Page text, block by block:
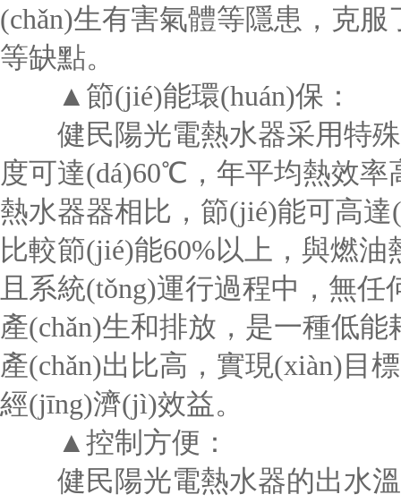
(chǎn)生有害氣體等隱患，克
等缺點。
▲節(jié)能環(huán)保：
健民陽光電熱水器采用特殊
度可達(dá)60℃，年平均熱效率
熱水器器相比，節(jié)能可高
比較節(jié)能60%以上，與燃
且系統(tǒng)運行過程中，無
產(chǎn)生和排放，是一種低能
產(chǎn)出比高，實現(xiàn)目
經(jīng)濟(jì)效益。
▲控制方便：
健民陽光電熱水器的出水溫